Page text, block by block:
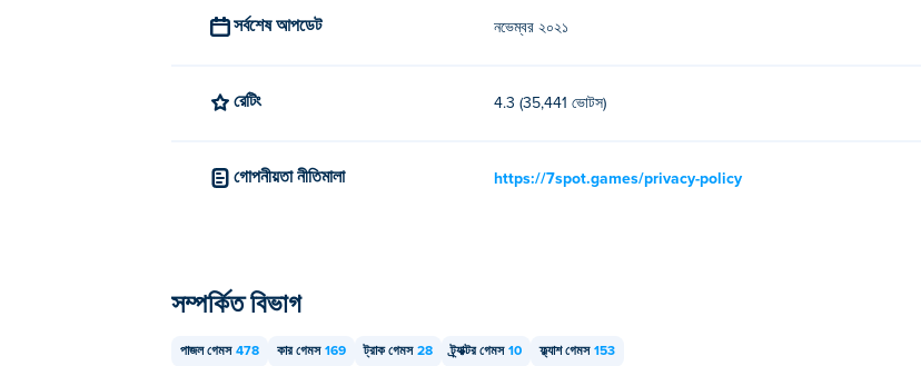
সর্বশেষ আপডেট নভেম্বর ২০২১
রেটিং 4.3 (35,441 ভোটস)
গোপনীয়তা নীতিমালা https://7spot.games/privacy-policy
সম্পর্কিত বিভাগ
পাজল গেমস 478 কার গেমস 169 ট্রাক গেমস 28 ট্র্যাক্টর গেমস 10 ফ্ল্যাশ গেমস 153